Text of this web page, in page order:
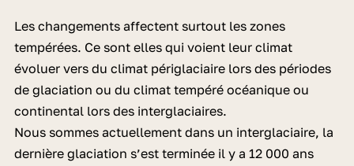
Les changements affectent surtout les zones
tempérées. Ce sont elles qui voient leur climat
évoluer vers du climat périglaciaire lors des périodes
de glaciation ou du climat tempéré océanique ou
continental lors des interglaciaires.
Nous sommes actuellement dans un interglaciaire, la
dernière glaciation s’est terminée il y a 12 000 ans